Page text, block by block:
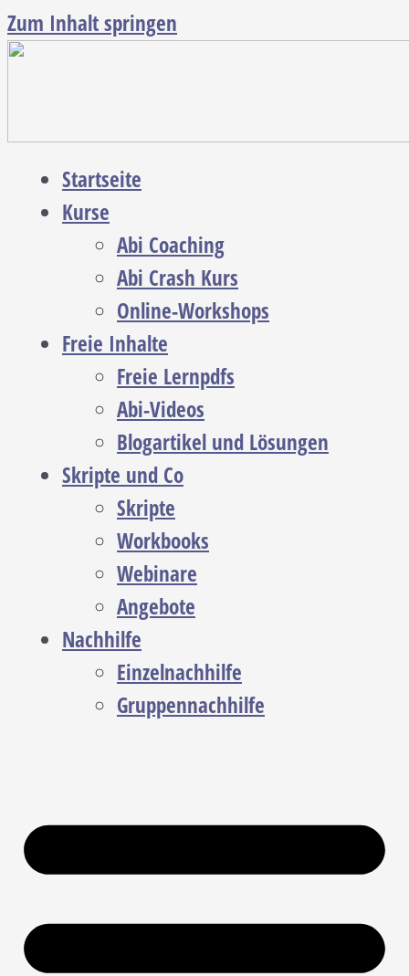
Zum Inhalt springen
Startseite
Kurse
Abi Coaching
Abi Crash Kurs
Online-Workshops
Freie Inhalte
Freie Lernpdfs
Abi-Videos
Blogartikel und Lösungen
Skripte und Co
Skripte
Workbooks
Webinare
Angebote
Nachhilfe
Einzelnachhilfe
Gruppennachhilfe